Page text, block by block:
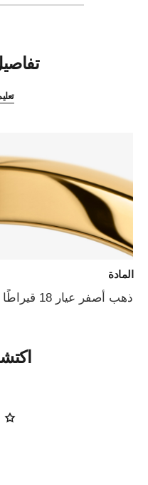
المادة
ذهب أصفر عيار 18 قيراطًا